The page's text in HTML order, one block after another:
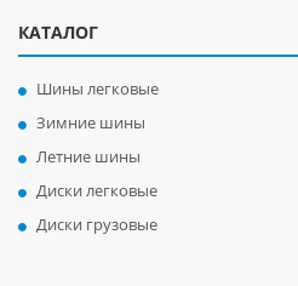
КАТАЛОГ
Шины легковые
Зимние шины
Летние шины
Диски легковые
Диски грузовые